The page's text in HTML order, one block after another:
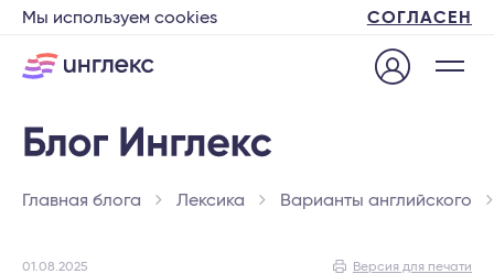
Мы используем cookies СОГЛАСЕН
Главная блога Лексика Варианты английского
01.08.2025 Версия для печати